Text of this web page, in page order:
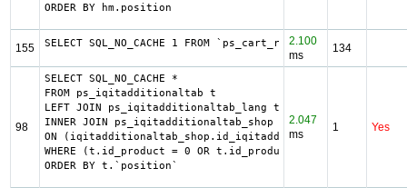
ORDER BY hm.position
155 SELECT SQL_NO_CACHE 1 FROM `ps_cart_rule`
2.100
ms
134
98
SELECT SQL_NO_CACHE *
FROM ps_iqitadditionaltab t
LEFT JOIN ps_iqitadditionaltab_lang tl ON
INNER JOIN ps_iqitadditionaltab_shop
ON (iqitadditionaltab_shop.id_iqitadditionaltab =
WHERE (t.id_product = 0 OR t.id_product = 2272) AND
ORDER BY t.`position`
2.047
ms
1 Yes